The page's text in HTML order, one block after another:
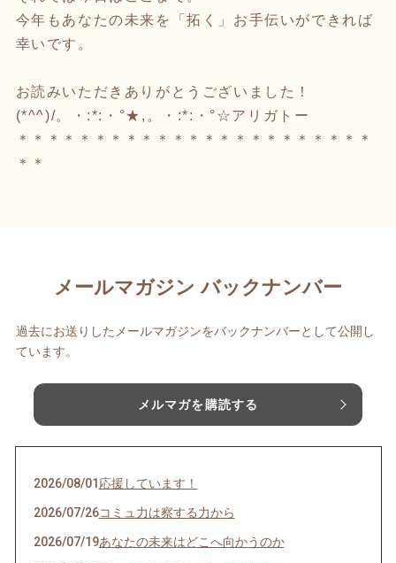
今年もあなたの未来を「拓く」お手伝いができれば
幸いです。
お読みいただきありがとうございました！
(*^^)/。・:*:・°★,。・:*:・°☆アリガトー
＊＊＊＊＊＊＊＊＊＊＊＊＊＊＊＊＊＊＊＊＊＊＊
＊＊
メールマガジン バックナンバー
過去にお送りしたメールマガジンをバックナンバーとして公開し
ています。
メルマガを購読する
2026/08/01 応援しています！
2026/07/26コミュ力は察する力から
2026/07/19あなたの未来はどこへ向かうのか